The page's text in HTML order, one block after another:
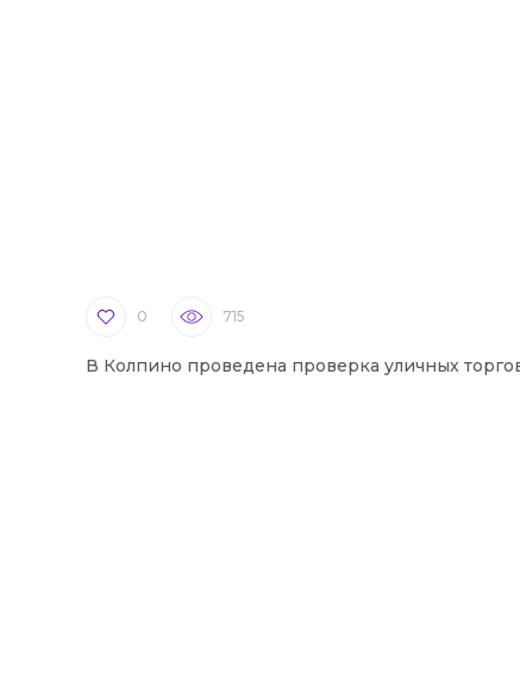
0 715
В Колпино проведена проверка уличных